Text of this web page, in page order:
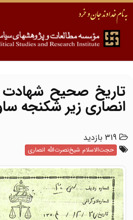
تاریخ صحیح شهادت
انصاری زیر شکنجه
319 بازدید
حجت‌الاسلام شیخ‌نصرت‌الله انصاری